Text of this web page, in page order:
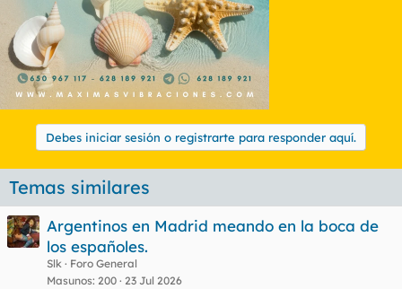
Debes iniciar sesión o registrarte para responder aquí.
Temas similares
Argentinos en Madrid meando en la boca de
los españoles.
Slk
Foro General
Masunos 200 23 Jul 2026